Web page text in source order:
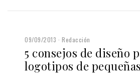
09/09/2013 Redacción
5 consejos de diseño
logotipos de